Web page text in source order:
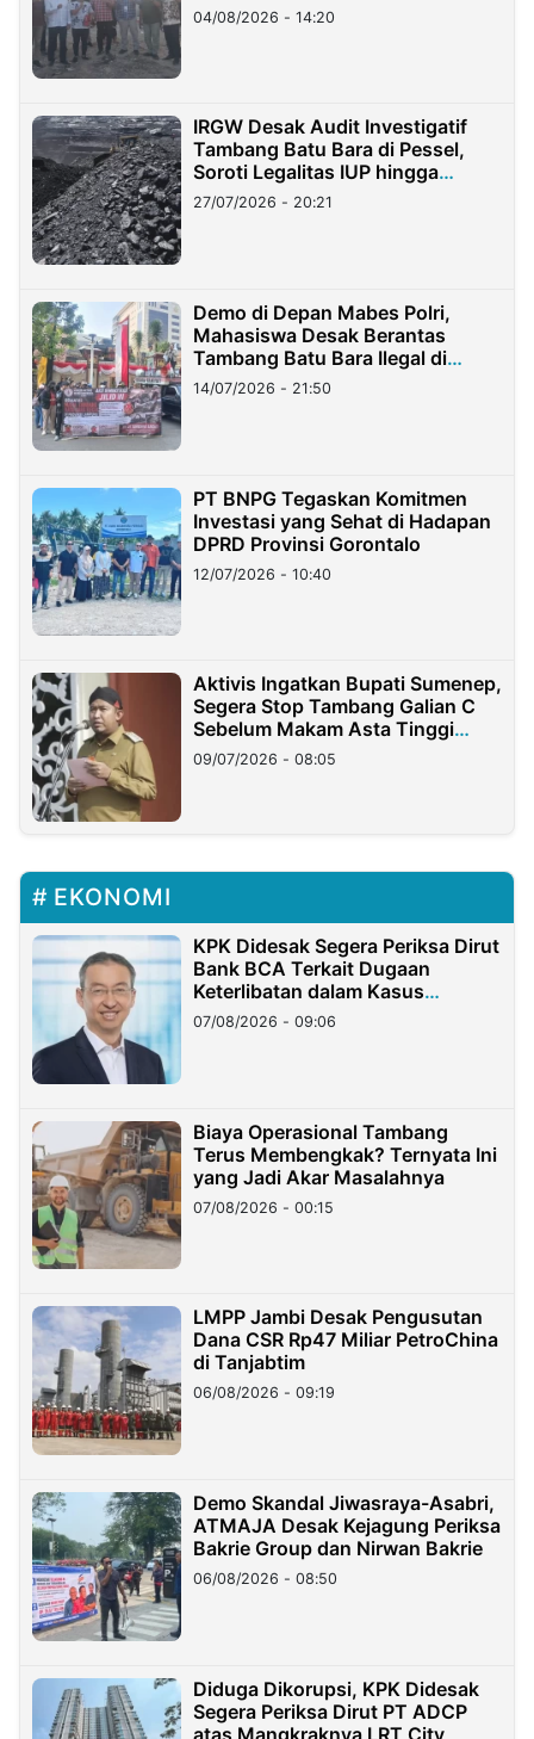
04/08/2026 - 14:20
IRGW Desak Audit Investigatif
Tambang Batu Bara di Pessel,
Soroti Legalitas IUP hingga
Stockpile
27/07/2026 - 20:21
Demo di Depan Mabes Polri,
Mahasiswa Desak Berantas
Tambang Batu Bara Ilegal di
Lampung
14/07/2026 - 21:50
PT BNPG Tegaskan Komitmen
Investasi yang Sehat di Hadapan
DPRD Provinsi Gorontalo
12/07/2026 - 10:40
Aktivis Ingatkan Bupati Sumenep,
Segera Stop Tambang Galian C
Sebelum Makam Asta Tinggi
Longsor
09/07/2026 - 08:05
EKONOMI
KPK Didesak Segera Periksa Dirut
Bank BCA Terkait Dugaan
Keterlibatan dalam Kasus
Hilangnya Dana Nasabah Rp2,58
Miliar
07/08/2026 - 09:06
Biaya Operasional Tambang
Terus Membengkak? Ternyata Ini
yang Jadi Akar Masalahnya
07/08/2026 - 00:15
LMPP Jambi Desak Pengusutan
Dana CSR Rp47 Miliar PetroChina
di Tanjabtim
06/08/2026 - 09:19
Demo Skandal Jiwasraya-Asabri,
ATMAJA Desak Kejagung Periksa
Bakrie Group dan Nirwan Bakrie
06/08/2026 - 08:50
Diduga Dikorupsi, KPK Didesak
Segera Periksa Dirut PT ADCP
atas Mangkraknya LRT City